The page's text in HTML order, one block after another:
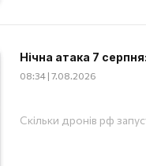
Нічна атака 7
08:34 | 7.08.2026
Скільки дронів рф